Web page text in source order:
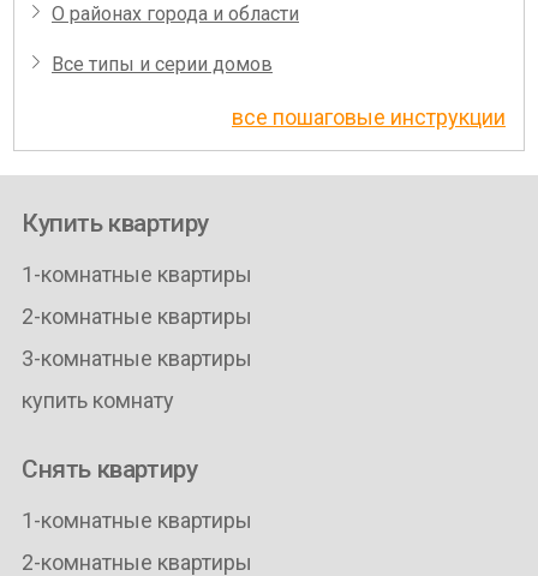
О районах города и области
Все типы и серии домов
все пошаговые инструкции
Купить квартиру
1-комнатные квартиры
2-комнатные квартиры
3-комнатные квартиры
купить комнату
Снять квартиру
1-комнатные квартиры
2-комнатные квартиры